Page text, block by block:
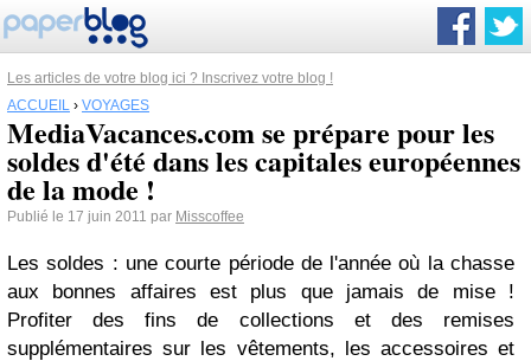
Les articles de votre blog ici ? Inscrivez votre blog !
ACCUEIL › VOYAGES
MediaVacances.com se prépare pour les
soldes d'été dans les capitales européennes
de la mode !
Publié le 17 juin 2011 par Misscoffee
Les soldes : une courte période de l'année où la chasse
aux bonnes affaires est plus que jamais de mise !
Profiter des fins de collections et des remises
supplémentaires sur les vêtements, les accessoires et